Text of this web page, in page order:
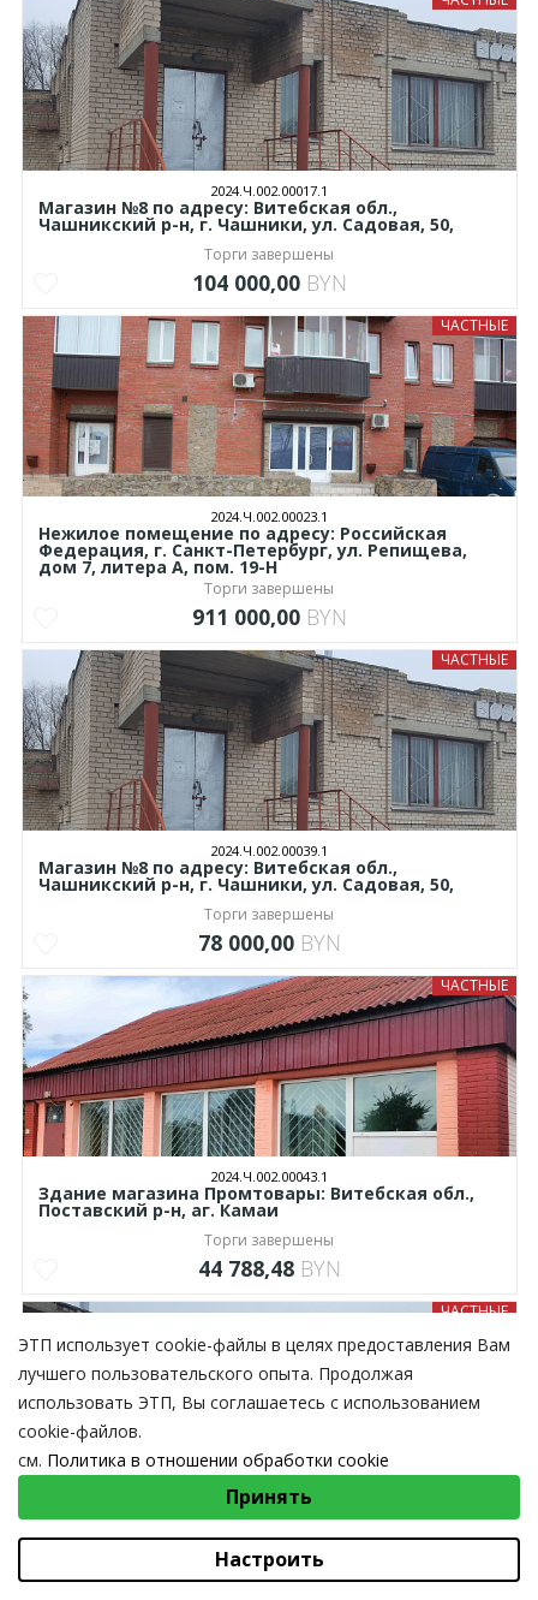
2024.Ч.002.00017.1
Магазин №8 по адресу: Витебская обл.,
Чашникский р-н, г. Чашники, ул. Садовая, 50,
Торги завершены
104 000,00 BYN
ЧАСТНЫЕ
2024.Ч.002.00023.1
Нежилое помещение по адресу: Российская
Федерация, г. Санкт-Петербург, ул. Репищева,
дом 7, литера А, пом. 19-Н
Торги завершены
911 000,00 BYN
ЧАСТНЫЕ
2024.Ч.002.00039.1
Магазин №8 по адресу: Витебская обл.,
Чашникский р-н, г. Чашники, ул. Садовая, 50,
Торги завершены
78 000,00 BYN
ЧАСТНЫЕ
2024.Ч.002.00043.1
Здание магазина Промтовары: Витебская обл.,
Поставский р-н, аг. Камаи
Торги завершены
44 788,48 BYN
ЧАСТНЫЕ
2024.Ч.002.00064.1
Магазин № 8 по адресу: Витебская обл.,
Чашникский р-н, г. Чашники, ул. Садовая, 50,
Торги завершены
ЭТП использует cookie-файлы в целях предоставления Вам
лучшего пользовательского опыта. Продолжая
использовать ЭТП, Вы соглашаетесь с использованием
cookie-файлов.
см. Политика в отношении обработки cookie
ВЫБЕРИТЕ НАСТРОЙКИ COOKIE
Функциональные/Статистические
Принять
Настроить